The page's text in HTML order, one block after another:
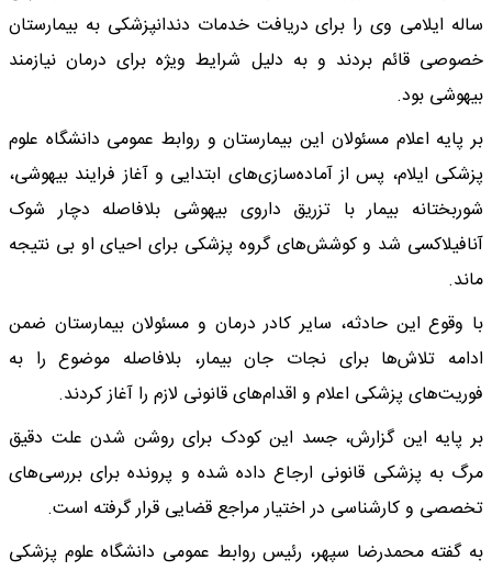
ساله ایلامی وی را برای دریافت خدمات دندانپزشکی به بیمارستان
خصوصی قائم بردند و به دلیل شرایط ویژه برای درمان نیازمند
بیهوشی بود.
بر پایه اعلام مسئولان این بیمارستان و روابط عمومی دانشگاه علوم
پزشکی ایلام، پس از آماده‌سازی‌های ابتدایی و آغاز فرایند بیهوشی،
شوربختانه بیمار با تزریق داروی بیهوشی بلافاصله دچار شوک
آنافیلاکسی شد و کوشش‌های گروه پزشکی برای احیای او بی نتیجه
ماند.
با وقوع این حادثه، سایر کادر درمان و مسئولان بیمارستان ضمن
ادامه تلاش‌ها برای نجات جان بیمار، بلافاصله موضوع را به
فوریت‌های پزشکی اعلام و اقدام‌های قانونی لازم را آغاز کردند.
بر پایه این گزارش، جسد این کودک برای روشن شدن علت دقیق
مرگ به پزشکی قانونی ارجاع داده شده و پرونده برای بررسی‌های
تخصصی و کارشناسی در اختیار مراجع قضایی قرار گرفته است.
به گفته محمدرضا سپهر، رئیس روابط عمومی دانشگاه علوم پزشکی